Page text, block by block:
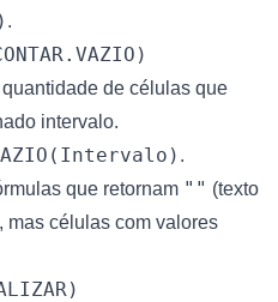
.
de células que
intervalo.
.
que retornam "" (texto
mas células com valores